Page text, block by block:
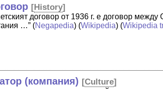
[History]
договор от 1936 г. е договор
…” (Negapedia) (Wikipedia) (Wikipedia
(компания) [Culture]